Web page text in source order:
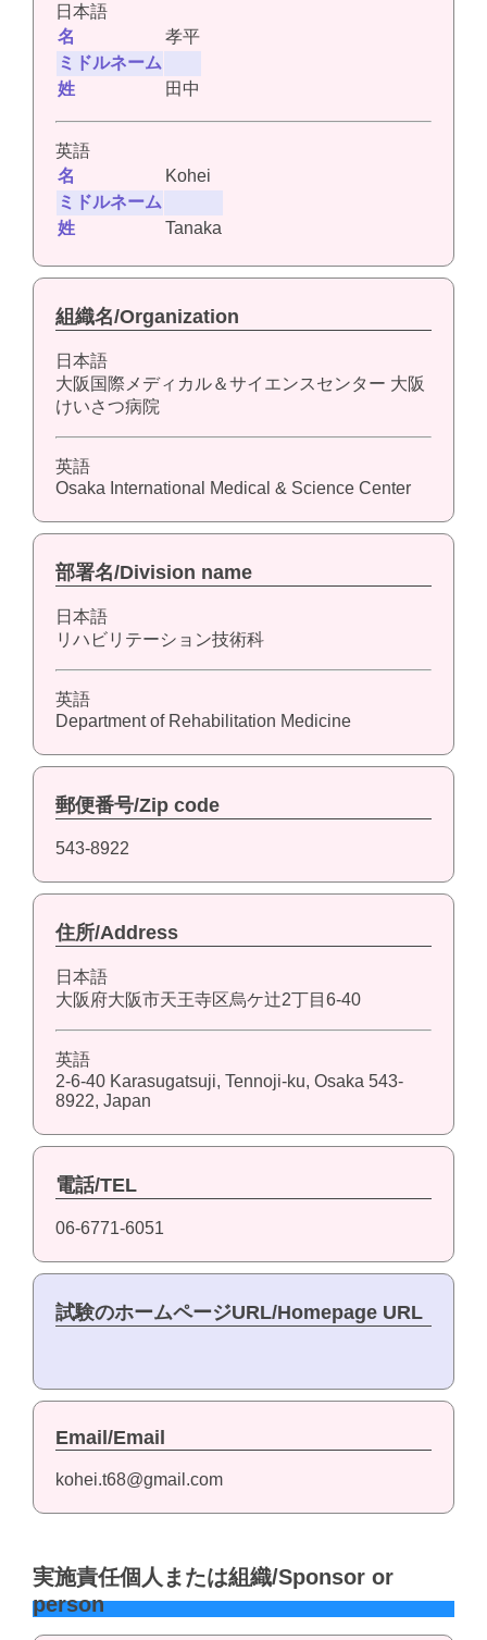
日本語
名
孝平
ミドルネーム
姓
田中
英語
名
Kohei
ミドルネーム
姓
Tanaka
組織名/Organization
日本語
大阪国際メディカル＆サイエンスセンター 大阪
けいさつ病院
英語
Osaka International Medical & Science Center
部署名/Division name
日本語
リハビリテーション技術科
英語
Department of Rehabilitation Medicine
郵便番号/Zip code
543-8922
住所/Address
日本語
大阪府大阪市天王寺区烏ケ辻2丁目6-40
英語
2-6-40 Karasugatsuji, Tennoji-ku, Osaka 543-
8922, Japan
電話/TEL
06-6771-6051
試験のホームページURL/Homepage URL
Email/Email
kohei.t68@gmail.com
実施責任個人または組織/Sponsor or
person